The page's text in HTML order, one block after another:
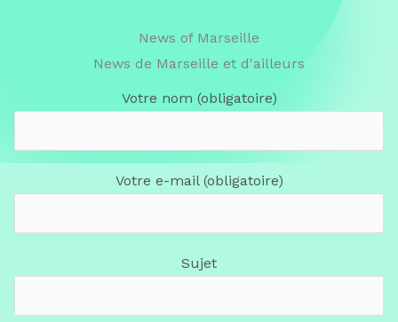
News of Marseille
News de Marseille et d'ailleurs
Votre nom (obligatoire)
Votre e-mail (obligatoire)
Sujet